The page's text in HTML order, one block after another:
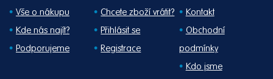
Vše o nákupu
Kde nás najít?
Podporujeme
Chcete zboží vrátit?
Přihlásit se
Registrace
Kontakt
Obchodní
podmínky
Kdo jsme